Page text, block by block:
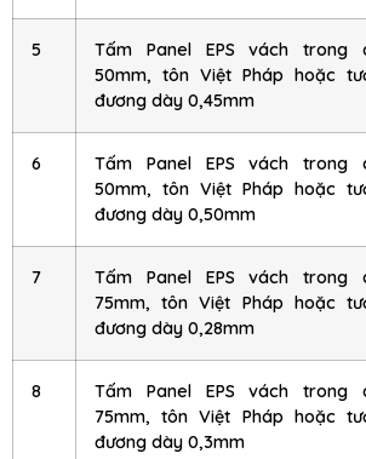
5
Tấm Panel EPS vách trong
50mm, tôn Việt Pháp hoặc
đương dày 0,45mm
6
Tấm Panel EPS vách trong
50mm, tôn Việt Pháp hoặc
đương dày 0,50mm
7
Tấm Panel EPS vách trong
75mm, tôn Việt Pháp hoặc
đương dày 0,28mm
8
Tấm Panel EPS vách trong
75mm, tôn Việt Pháp hoặc
đương dày 0,3mm